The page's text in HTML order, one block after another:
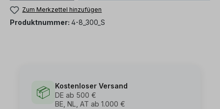
Zum Merkzettel hinzufügen
Produktnummer: 4-8_300_S
📦
Kostenloser Versand
DE ab 500 €
BE, NL, AT ab 1.000 €